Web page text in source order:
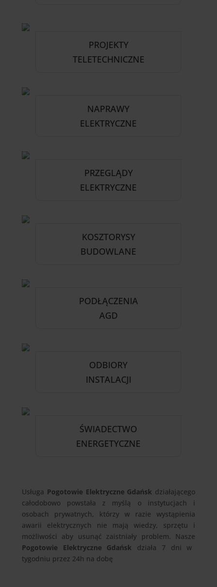
PROJEKTY
TELETECHNICZNE
NAPRAWY
ELEKTRYCZNE
PRZEGLĄDY
ELEKTRYCZNE
KOSZTORYSY
BUDOWLANE
PODŁĄCZENIA
AGD
ODBIORY
INSTALACJI
ŚWIADECTWO
ENERGETYCZNE
Usługa Pogotowie Elektryczne Gdańsk działającego
całodobowo powstała z myślą o instytucjach i
osobach prywatnych, którzy w razie wystąpienia
awarii elektrycznych nie mają wiedzy, sprzętu i
możliwości aby usunąć zaistniały problem. Nasze
Pogotowie Elektryczne Gdańsk działa 7 dni w
tygodniu przez 24h na dobę